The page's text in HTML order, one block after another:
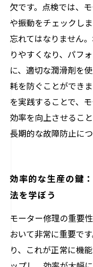
欠です。点検では、
や振動をチェックし
忘れてはなりません
りやすくなり、パフ
に、適切な潤滑剤を
耗を防ぐことができ
を実践することで、
効率を向上させるこ
長期的な故障防止につ
効率的な生産の鍵
法を学ぼう
モーター修理の重要
おいて非常に重要で
り、これが正常に機